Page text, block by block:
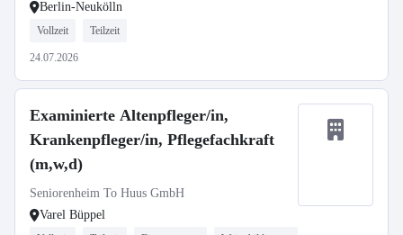
Berlin-Neukölln
Vollzeit Teilzeit
24.07.2026
Examinierte Altenpfleger/in,
Krankenpfleger/in, Pflegefachkraft
(m,w,d)
Seniorenheim To Huus GmbH
Varel Büppel